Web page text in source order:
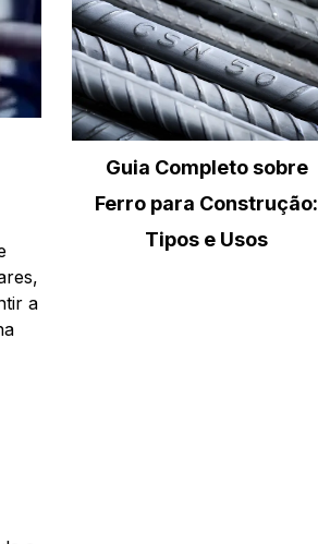
a
Guia Completo sobre
Ferro para Construção:
Tipos e Usos